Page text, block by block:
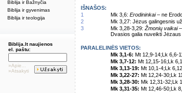
Biblija ir Bažnyčia
Biblija ir gyvenimas
Biblija ir teologija
Biblija.lt naujienos
el. paštu:
»Apie...
»Atsakyti
IŠNAŠOS:
1
Mk 3,6: Erodininkai– ne
2
Mk 3,27: Jėzus galingesnis už
3
Mk 3,28-3,29: Žmonių vaikai–
Dvasios galia nuveikti
PARALELINĖS VIETOS:
Mk 3,1-6: Mt 12,9-14;Lk 6,6-
Mk 3,7-12: Mt 12,15-16;Lk
Mk 3,13-19: Mt 10,1-4;Lk
Mk 3,22-27: Mt 12,24-30;Lk
Mk 3,28-30: Mk 12,31-32;Lk
Mk 3,31-35: Mt 12,46-50;Lk